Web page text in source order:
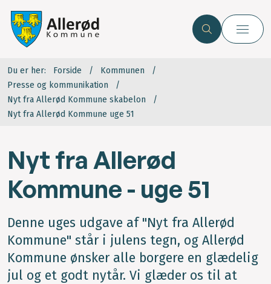
Du er her: Forside
Kommunen
Presse og kommunikation
Nyt fra Allerød Kommune skabelon
Nyt fra Allerød Kommune uge 51
Nyt fra Allerød
Kommune - uge 51
Denne uges udgave af "Nyt fra Allerød
Kommune" står i julens tegn, og Allerød
Kommune ønsker alle borgere en glædelig
jul og et godt nytår. Vi glæder os til at